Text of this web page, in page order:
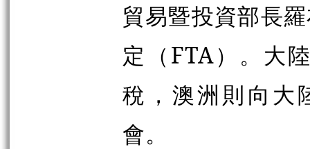
貿易暨投資部長
定（FTA）。大
稅，澳洲則向大
會。